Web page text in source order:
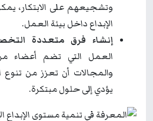
وتشجيعهم على الابتكار،
الإبداع داخل بيئة العمل.
إنشاء فرق متعددة
العمل التي تضم أعضاء
والمجالات أن تعزز من تنوع
يؤدي إلى حلول مبتكرة.